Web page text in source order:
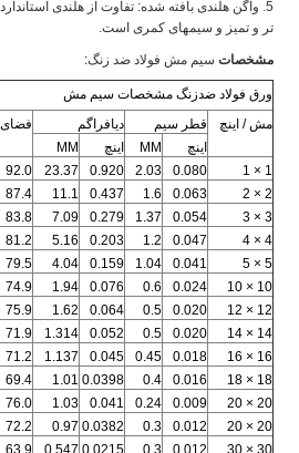
5. واگن هلندی بافته شده: تفاوت از هلندی
تر و تمیز و سیمهای کمری است.
مشخصات سیم مش فولاد ضد زنگ:
ورق فولاد ضدزنگ مشخصات سیم مش
مش / اینچ
قطر سیم دیافراگم فضای
اینچ
MM اینچ
MM
1 × 1
0.080
2.03
0.920
23.37
92.0
2 × 2
0.063
1.6
0.437
11.1
87.4
3 × 3
0.054
1.37
0.279
7.09
83.8
4 × 4
0.047
1.2
0.203
5.16
81.2
5 × 5
0.041
1.04
0.159
4.04
79.5
10 × 10
0.024
0.6
0.076
1.94
74.9
12 × 12
0.020
0.5
0.064
1.62
75.9
14 × 14
0.020
0.5
0.052
1.314
71.9
16 × 16
0.018
0.45
0.045
1.137
71.2
18 × 18
0.016
0.4
0.0398
1.01
69.4
20 × 20
0.009
0.24
0.041
1.03
76.0
20 × 20
0.012
0.3
0.0382
0.97
72.2
30 × 30
0.012
0.3
0.0215
0.547
63.9